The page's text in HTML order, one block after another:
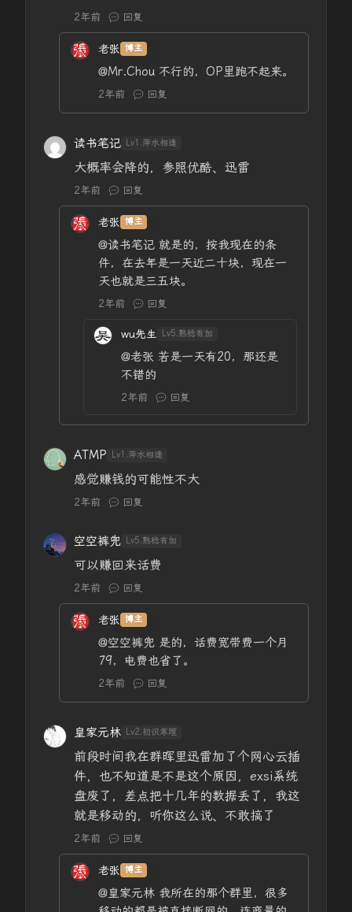
2年前 回复
老张 博主
@Mr.Chou 不行的，OP里跑不起来。
2年前 回复
读书笔记 Lv1.萍水相逢
大概率会降的，参照优酷、迅雷
2年前 回复
老张 博主
@读书笔记 就是的，按我现在的条
件，在去年是一天近二十块，现在一
天也就是三五块。
2年前 回复
wu先生 Lv5.熟稔有加
@老张 若是一天有20，那还是
不错的
2年前 回复
ATMP Lv1.萍水相逢
感觉赚钱的可能性不大
2年前 回复
空空裤兜 Lv5.熟稔有加
可以赚回来话费
2年前 回复
老张 博主
@空空裤兜 是的，话费宽带费一个月
79，电费也省了。
2年前 回复
皇家元林 Lv2.初识寒暄
前段时间我在群晖里迅雷加了个网心云插
件，也不知道是不是这个原因，exsi系统
盘废了，差点把十几年的数据丢了，我这
就是移动的，听你这么说、不敢搞了
2年前 回复
老张 博主
@皇家元林 我所在的那个群里，很多